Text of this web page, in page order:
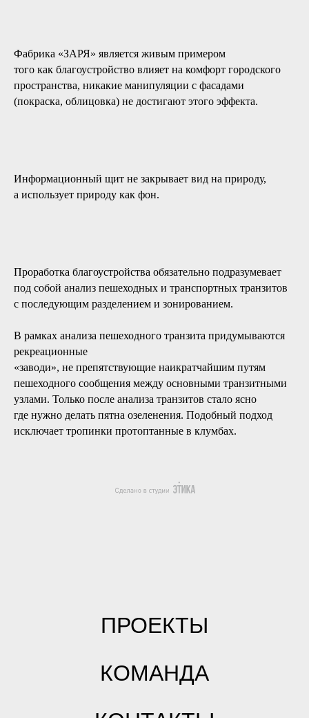
Фабрика «ЗАРЯ» является живым примером
того как благоустройство влияет на комфорт городского
пространства, никакие манипуляции с фасадами
(покраска, облицовка) не достигают этого эффекта.
Информационный щит не закрывает вид на природу,
а использует природу как фон.
Проработка благоустройства обязательно подразумевает
под собой анализ пешеходных и транспортных транзитов
с последующим разделением и зонированием.
В рамках анализа пешеходного транзита придумываются
рекреационные
«заводи», не препятствующие наикратчайшим путям
пешеходного сообщения между основными транзитными
узлами. Только после анализа транзитов стало ясно
где нужно делать пятна озеленения. Подобный подход
исключает тропинки протоптанные в клумбах.
ПРОЕКТЫ
КОМАНДА